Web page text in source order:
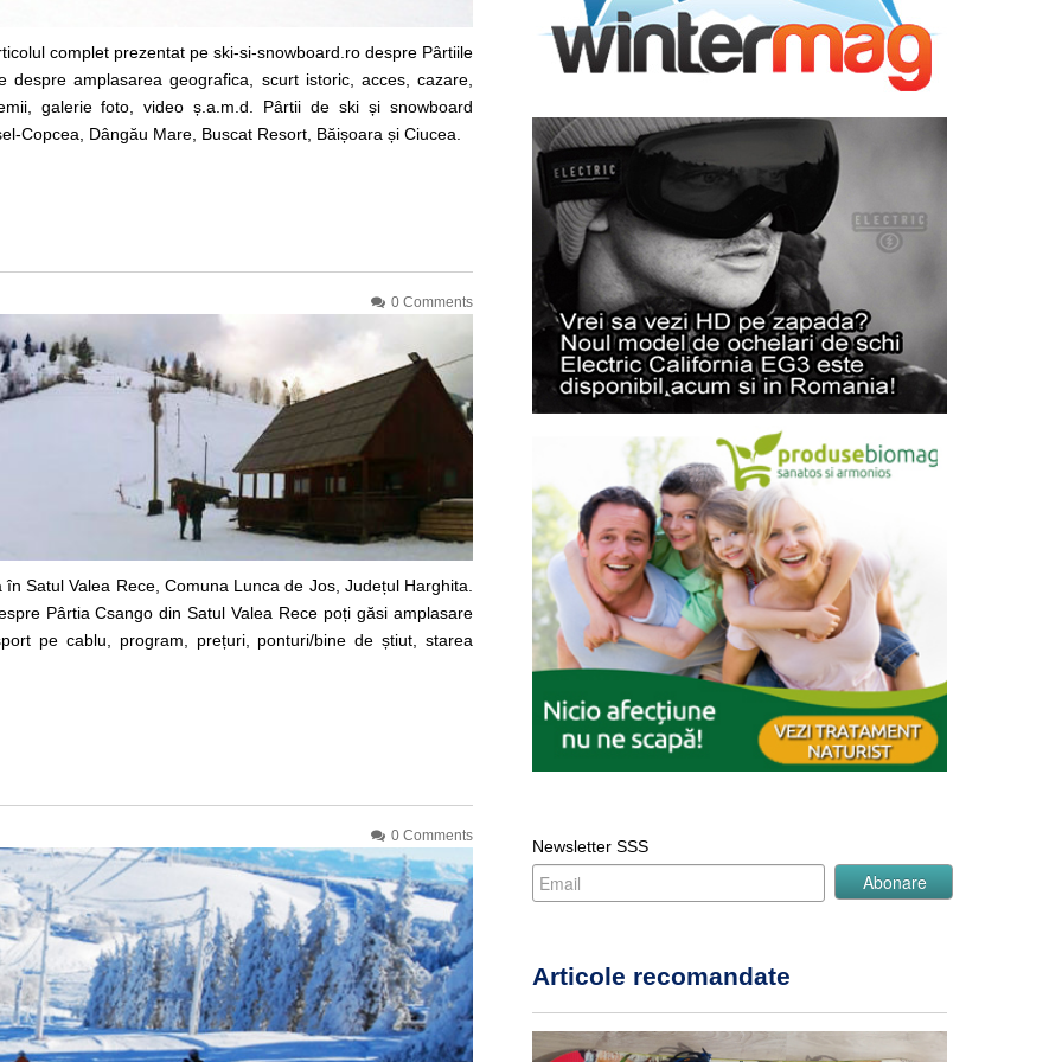
complet prezentat pe ski-si-snowboard.ro despre Pârtiile
amplasarea geografica, scurt istoric, acces, cazare,
galerie foto, video ș.a.m.d. Pârtii de ski și snowboard
Copcea, Dângău Mare, Buscat Resort, Băișoara și Ciucea.
0 Comments
Satul Valea Rece, Comuna Lunca de Jos, Județul Harghita.
Pârtia Csango din Satul Valea Rece poți găsi amplasare
pe cablu, program, prețuri, ponturi/bine de știut, starea
0 Comments
Newsletter SSS
Articole recomandate